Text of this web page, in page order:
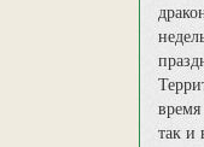
время
так и